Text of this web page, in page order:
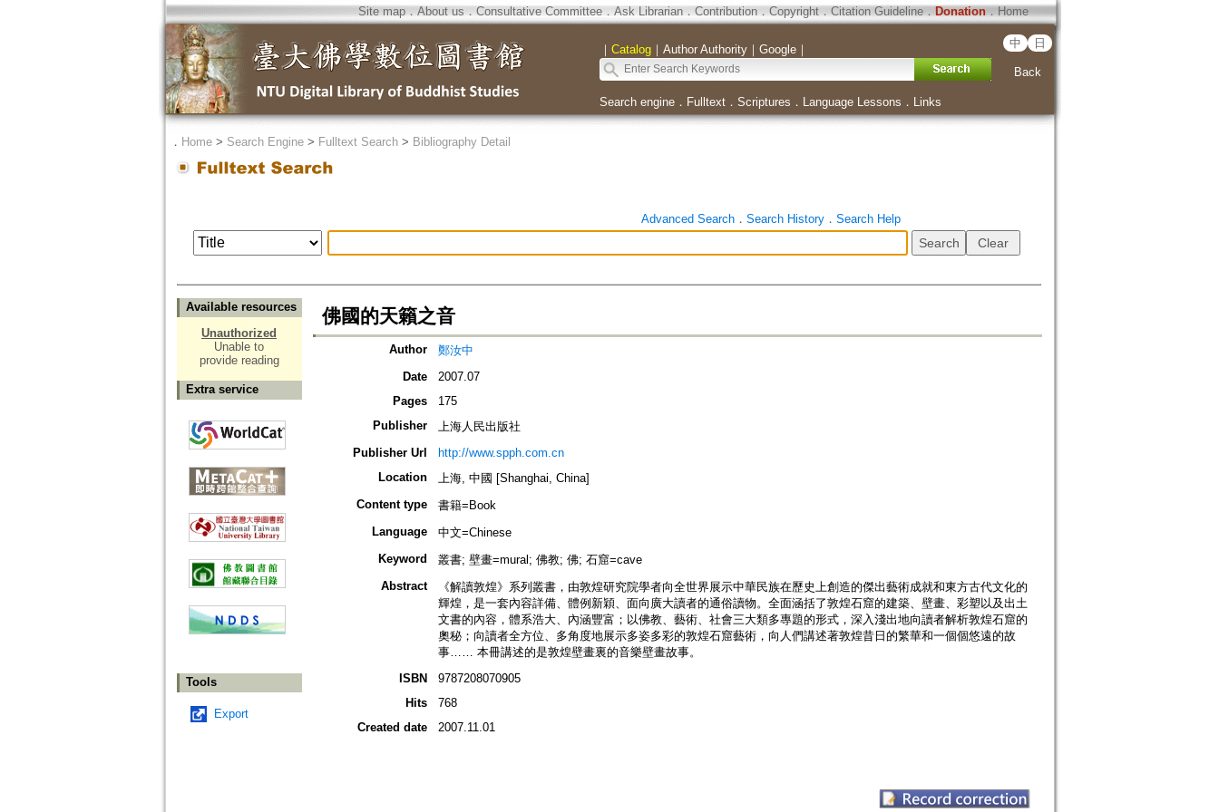
Site map．About us ． Consultative Committee． Ask Librarian． Contribution．Copyright．Citation Guideline． Donation．Home
｜ Catalog｜ Author Authority｜ Google｜ 中 日
Back
Search engine． Fulltext． Scriptures ． Language Lessons ． Links
． Home> Search Engine> Fulltext Search> Bibliography Detail
Advanced Search． Search History． Search Help
Available resources
Unauthorized
Unable to
provide reading
Extra service
Tools
Export
佛國的天籟之音
Author
鄭汝中
Date
2007.07
Pages
175
Publisher
上海人民出版社
Publisher Url
http://www.spph.com.cn
Location
上海, 中國 [Shanghai, China]
Content type
書籍=Book
Language
中文=Chinese
Keyword
叢書; 壁畫=mural; 佛教; 佛; 石窟=cave
Abstract
《解讀敦煌》系列叢書，由敦煌研究院學者向全世界展示中華民族在歷史上創造的傑出藝術成就和東方古代文化的
輝煌，是一套內容詳備、體例新穎、面向廣大讀者的通俗讀物。全面涵括了敦煌石窟的建築、壁畫、彩塑以及出土
文書的內容，體系浩大、內涵豐富；以佛教、藝術、社會三大類多專題的形式，深入淺出地向讀者解析敦煌石窟的
奧秘；向讀者全方位、多角度地展示多姿多彩的敦煌石窟藝術，向人們講述著敦煌昔日的繁華和一個個悠遠的故
事…… 本冊講述的是敦煌壁畫裏的音樂壁畫故事。
ISBN
9787208070905
Hits
768
Created date
2007.11.01